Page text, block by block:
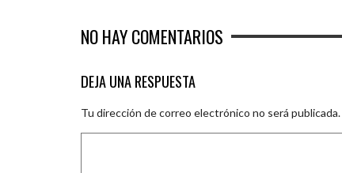
NO HAY COMENTARIOS
DEJA UNA RESPUESTA
Tu dirección de correo electrónico no será publicada.